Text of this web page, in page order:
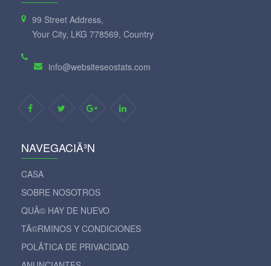
99 Street Address,
Your City, LKG 778569, Country
info@websiteseostats.com
NAVEGACIÃ³N
CASA
SOBRE NOSOTROS
QUÃ© HAY DE NUEVO
TÃ©RMINOS Y CONDICIONES
POLÃ­TICA DE PRIVACIDAD